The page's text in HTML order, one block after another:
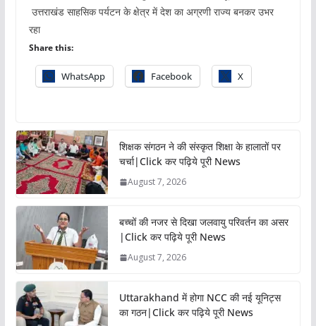
उत्तराखंड साहसिक पर्यटन के क्षेत्र में देश का अग्रणी राज्य बनकर उभर
रहा
Share this:
WhatsApp Facebook X
शिक्षक संगठन ने की संस्कृत शिक्षा के हालातों पर
चर्चा|Click कर पढ़िये पूरी News
August 7, 2026
बच्चों की नजर से दिखा जलवायु परिवर्तन का असर
|Click कर पढ़िये पूरी News
August 7, 2026
Uttarakhand में होगा NCC की नई यूनिट्स
का गठन|Click कर पढ़िये पूरी News